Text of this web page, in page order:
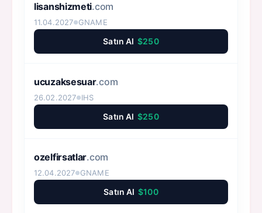
lisanshizmeti.com
11.04.2027●GNAME
Satın Al $250
ucuzaksesuar.com
26.02.2027●IHS
Satın Al $250
ozelfirsatlar.com
12.04.2027●GNAME
Satın Al $100